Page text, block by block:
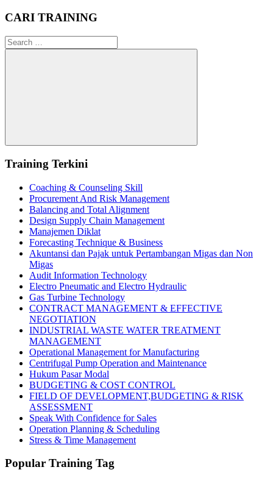
CARI TRAINING
Search
for:
Search
Training Terkini
Coaching & Counseling Skill
Procurement And Risk Management
Balancing and Total Alignment
Design Supply Chain Management
Manajemen Diklat
Forecasting Technique & Business
Akuntansi dan Pajak untuk Pertambangan Migas dan Non
Migas
Audit Information Technology
Electro Pneumatic and Electro Hydraulic
Gas Turbine Technology
CONTRACT MANAGEMENT & EFFECTIVE
NEGOTIATION
INDUSTRIAL WASTE WATER TREATMENT
MANAGEMENT
Operational Management for Manufacturing
Centrifugal Pump Operation and Maintenance
Hukum Pasar Modal
BUDGETING & COST CONTROL
FIELD OF DEVELOPMENT,BUDGETING & RISK
ASSESSMENT
Speak With Confidence for Sales
Operation Planning & Scheduling
Stress & Time Management
Popular Training Tag